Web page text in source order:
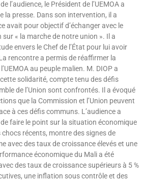
l’audience, le Président de l’UEMOA a
la presse. Dans son intervention, il a
avait pour objectif d’échanger avec le
« la marche de notre union ». Il a
envers le Chef de l’État pour lui avoir
rencontre a permis de réaffirmer la
au peuple malien. M. DIOP a
solidarité, compte tenu des défis
de l’Union sont confrontés. Il a évoqué
que la Commission et l’Union peuvent
à ces défis communs. L’audience a
faire le point sur la situation économique
chocs récents, montre des signes de
avec des taux de croissance élevés et une
économique du Mali a été
des taux de croissance supérieurs à 5 %
une inflation sous contrôle et des